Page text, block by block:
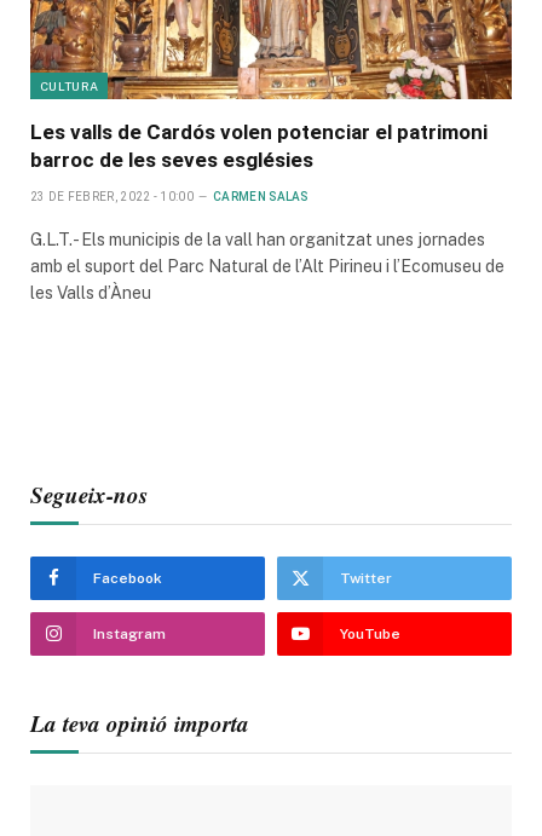
CULTURA
Les valls de Cardós volen potenciar el patrimoni
barroc de les seves esglésies
23 DE FEBRER, 2022 - 10:00 CARMEN SALAS
G.L.T.- Els municipis de la vall han organitzat unes jornades
amb el suport del Parc Natural de l’Alt Pirineu i l’Ecomuseu de
les Valls d’Àneu
Segueix-nos
Facebook Twitter
Instagram YouTube
La teva opinió importa